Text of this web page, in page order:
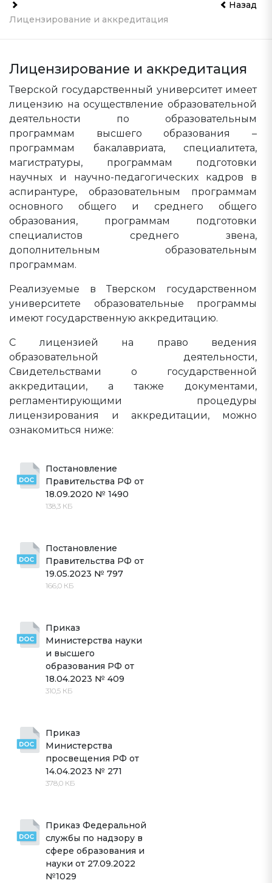
Лицензирование и аккредитация
Назад
Лицензирование и аккредитация
Тверской государственный университет имеет
лицензию на осуществление образовательной
деятельности по образовательным
программам высшего образования –
программам бакалавриата, специалитета,
магистратуры, программам подготовки
научных и научно-педагогических кадров в
аспирантуре, образовательным программам
основного общего и среднего общего
образования, программам подготовки
специалистов среднего звена,
дополнительным образовательным
программам.
Реализуемые в Тверском государственном
университете образовательные программы
имеют государственную аккредитацию.
С лицензией на право ведения
образовательной деятельности,
Свидетельствами о государственной
аккредитации, а также документами,
регламентирующими процедуры
лицензирования и аккредитации, можно
ознакомиться ниже:
Постановление
Правительства РФ от
18.09.2020 № 1490
138,3 КБ
Постановление
Правительства РФ от
19.05.2023 № 797
166,0 КБ
Приказ
Министерства науки
и высшего
образования РФ от
18.04.2023 № 409
310,5 КБ
Приказ
Министерства
просвещения РФ от
14.04.2023 № 271
378,0 КБ
Приказ Федеральной
службы по надзору в
сфере образования и
науки от 27.09.2022
№1029